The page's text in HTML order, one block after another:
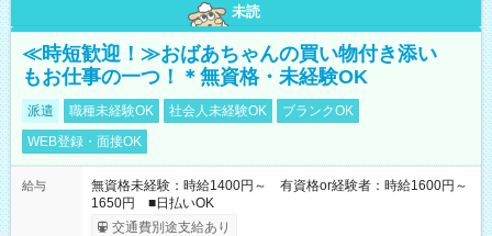
未読
≪時短歓迎！≫おばあちゃんの買い物付き添い
もお仕事の一つ！＊無資格・未経験OK
派遣 職種未経験OK 社会人未経験OK
ブランクOK
WEB登録・面接OK
給与
無資格未経験：時給1400円～ 有資格or経験者：時給1600円～
1650円 ■日払いOK
交通費別途支給あり